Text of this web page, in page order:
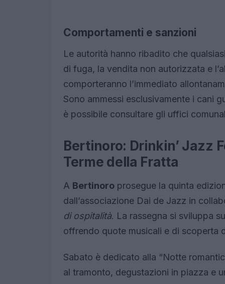
Comportamenti e sanzioni
Le autorità hanno ribadito che
di fuga, la vendita non autorizzata e
comporteranno l’immediato
Sono ammessi esclusivamente i cani
è possibile consultare gli uffici
Bertinoro: Drinkin’ Jazz
Terme della Fratta
A Bertinoro prosegue la quinta
dall’associazione Dai de Jazz in
di ospitalità. La rassegna si sviluppa
offrendo quote musicali e di scoperta
Sabato è dedicato alla “Notte
al tramonto, degustazioni in piazza e